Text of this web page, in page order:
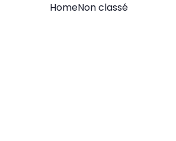
HomeNon classé